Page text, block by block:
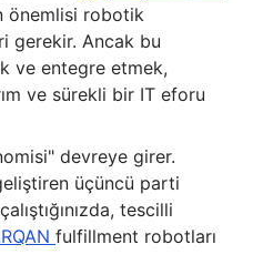
önemlisi robotik
gerekir. Ancak bu
ve entegre etmek,
ve sürekli bir IT eforu
devreye girer.
üçüncü parti
tescilli
fulfillment robotları